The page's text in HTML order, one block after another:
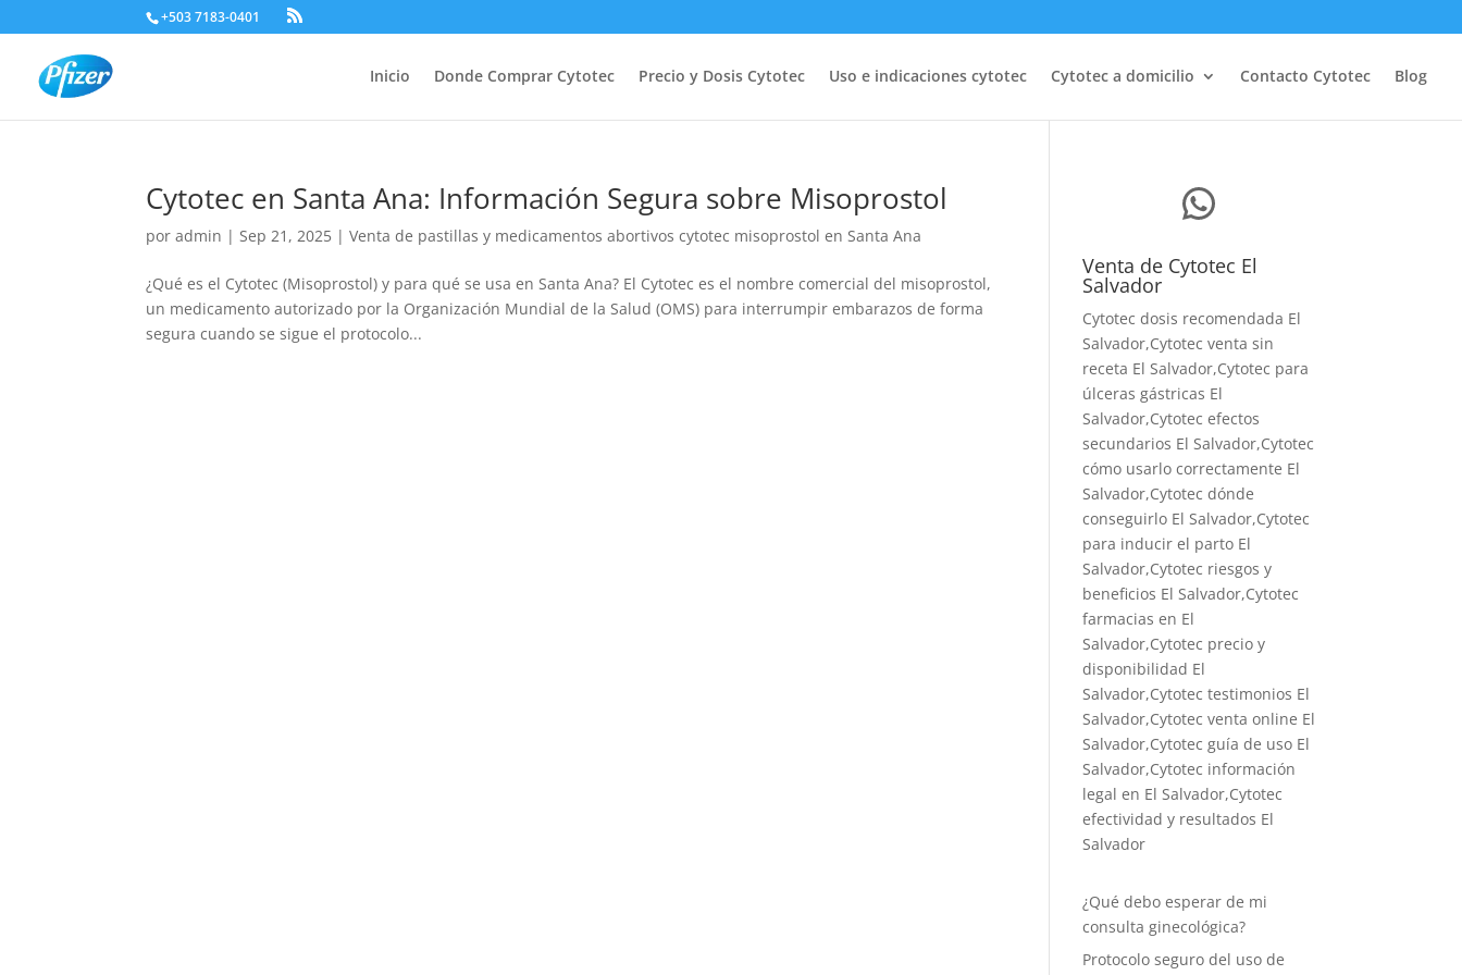
+503 7183-0401
Inicio Donde Comprar Cytotec Precio y Dosis Cytotec Uso e indicaciones cytotec Cytotec a domicilio Contacto Cytotec Blog
Cytotec en Santa Ana: Información Segura sobre Misoprostol
poradmin |Sep 21, 2025 |Venta de pastillas y medicamentos abortivos cytotec misoprostol en Santa Ana
¿Qué es el Cytotec (Misoprostol) y para qué se usa en Santa Ana? El Cytotec es el nombre comercial del misoprostol,
un medicamento autorizado por la Organización Mundial de la Salud (OMS) para interrumpir embarazos de forma
segura cuando se sigue el protocolo...
WhatsApp
Venta de Cytotec El
Salvador
Cytotec dosis recomendada El
Salvador,Cytotec venta sin
receta El Salvador,Cytotec para
úlceras gástricas El
Salvador,Cytotec efectos
secundarios El Salvador,Cytotec
cómo usarlo correctamente El
Salvador,Cytotec dónde
conseguirlo El Salvador,Cytotec
para inducir el parto El
Salvador,Cytotec riesgos y
beneficios El Salvador,Cytotec
farmacias en El
Salvador,Cytotec precio y
disponibilidad El
Salvador,Cytotec testimonios El
Salvador,Cytotec venta online El
Salvador,Cytotec guía de uso El
Salvador,Cytotec información
legal en El Salvador,Cytotec
efectividad y resultados El
Salvador
¿Qué debo esperar de mi
consulta ginecológica?
Protocolo seguro del uso de